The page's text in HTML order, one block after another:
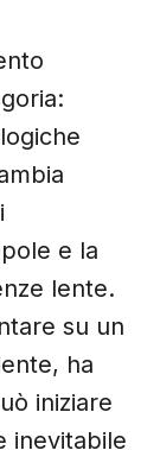
e la
lente.
su un
ha
iniziare
inevitabile